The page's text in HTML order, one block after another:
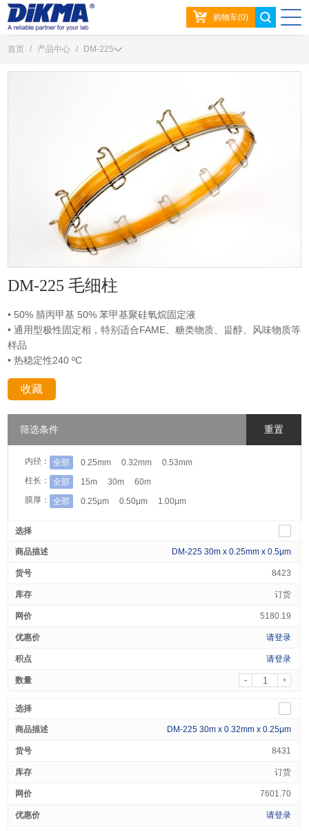
购物车(0)
首页 / 产品中心 / DM-225
DM-225 毛细柱
• 50% 腈丙甲基 50% 苯甲基聚硅氧烷固定液
• 通用型极性固定相，特别适合FAME、糖类物质、甾醇、风味物质等
样品
• 热稳定性240 ºC
收藏
筛选条件 重置
内径： 全部 0.25mm 0.32mm
0.53mm
柱长：
全部 15m 30m
60m
膜厚：
全部 0.25μm 0.50μm 1.00μm
DM-225 30m x 0.25mm x 0.5μm
8423
订货
5180.19
请登录
请登录
- +
DM-225 30m x 0.32mm x 0.25μm
8431
订货
7601.70
请登录